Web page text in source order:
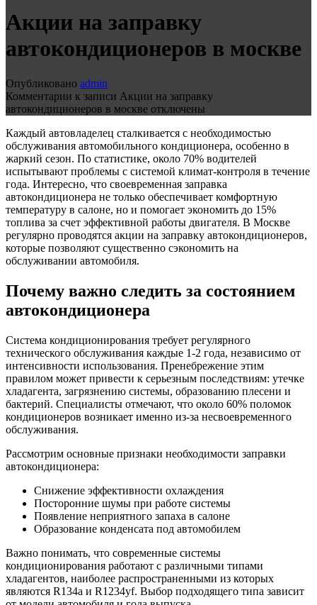
Акции на заправку
автокондиционеров в москве
Опубликовано admin
Комментарии к записи Акции на заправку
автокондиционеров в москве отключены
Каждый автовладелец сталкивается с необходимостью
обслуживания автомобильного кондиционера, особенно в
жаркий сезон. По статистике, около 70% водителей
испытывают проблемы с системой климат-контроля в течение
года. Интересно, что своевременная заправка
автокондиционера не только обеспечивает комфортную
температуру в салоне, но и помогает экономить до 15%
топлива за счет эффективной работы двигателя. В Москве
регулярно проводятся акции на заправку автокондиционеров,
которые позволяют существенно сэкономить на
обслуживании автомобиля.
Почему важно следить за состоянием
автокондиционера
Система кондиционирования требует регулярного
технического обслуживания каждые 1-2 года, независимо от
интенсивности использования. Пренебрежение этим
правилом может привести к серьезным последствиям: утечке
хладагента, загрязнению системы, образованию плесени и
бактерий. Специалисты отмечают, что около 60% поломок
кондиционеров возникает именно из-за несвоевременного
обслуживания.
Рассмотрим основные признаки необходимости заправки
автокондиционера:
Снижение эффективности охлаждения
Посторонние шумы при работе системы
Появление неприятного запаха в салоне
Образование конденсата под автомобилем
Важно понимать, что современные системы
кондиционирования работают с различными типами
хладагентов, наиболее распространенными из которых
являются R134a и R1234yf. Выбор подходящего типа зависит